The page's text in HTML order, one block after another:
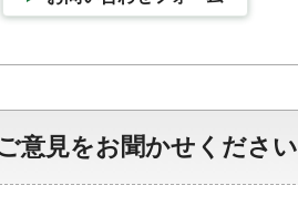
意見をお聞かせください